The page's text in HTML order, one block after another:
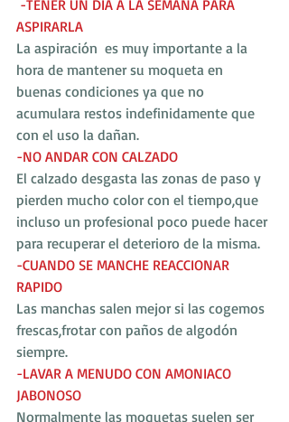
ASPIRARLA
La aspiración  es muy importante a la
hora de mantener su moqueta en
buenas condiciones ya que no
acumulara restos indefinidamente que
con el uso la dañan.
-NO ANDAR CON CALZADO
El calzado desgasta las zonas de paso y
pierden mucho color con el tiempo,que
incluso un profesional poco puede hacer
para recuperar el deterioro de la misma.
-CUANDO SE MANCHE REACCIONAR
RAPIDO
Las manchas salen mejor si las cogemos
frescas,frotar con paños de algodón
siempre.
-LAVAR A MENUDO CON AMONIACO
JABONOSO
Normalmente las moquetas suelen ser